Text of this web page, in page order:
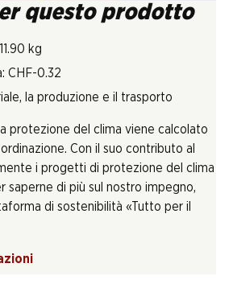
questo prodotto
kg
CHF-0.32
la produzione e il trasporto
protezione del clima viene calcolato
Con il suo contributo al
i progetti di protezione del clima
saperne di più sul nostro impegno,
di sostenibilità «Tutto per il